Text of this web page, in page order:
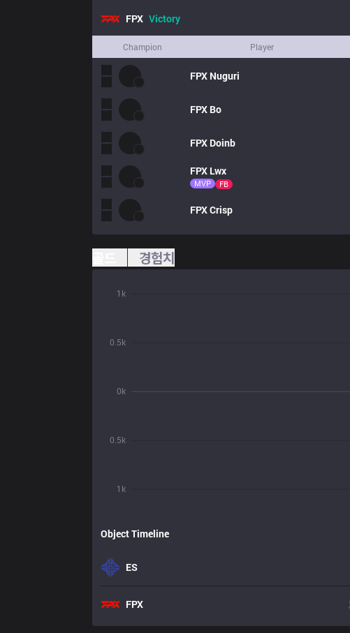
FPX Victory
Champion Player
FPX Nuguri
FPX Bo
FPX Doinb
FPX Lwx
MVP FB
FPXCrisp
경험치
1k
0.5k
0k
0.5k
1k
Object Timeline
ES
FPX